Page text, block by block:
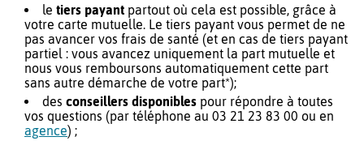
le tiers payant partout où cela est possible, grâce à
votre carte mutuelle. Le tiers payant vous permet de ne
pas avancer vos frais de santé (et en cas de tiers payant
partiel : vous avancez uniquement la part mutuelle et
nous vous remboursons automatiquement cette part
sans autre démarche de votre part*);
des conseillers disponibles pour répondre à toutes
vos questions (par téléphone au 03 21 23 83 00 ou en
agence) ;